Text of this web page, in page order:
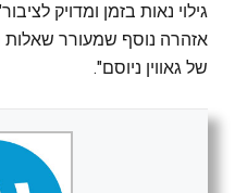
גילוי נאות בזמן ומדויק
אזהרה נוסף שמעורר שאלות
של גאווין ניוסם".